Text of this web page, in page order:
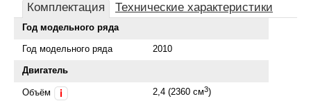
Комплектация Технические характеристики
Год модельного ряда
Год модельного ряда 2010
Двигатель
Объём 2,4 (2360 см3)